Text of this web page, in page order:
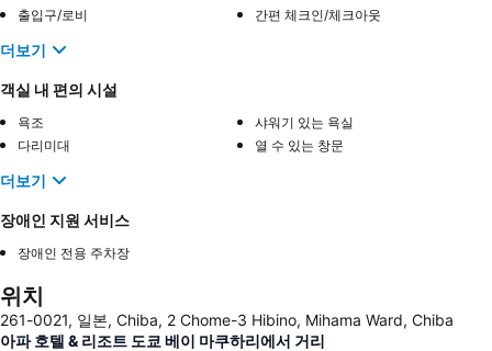
출입구/로비 간편 체크인/체크아웃
더보기
객실 내 편의 시설
욕조
샤워기 있는 욕실
다리미대
열 수 있는 창문
더보기
장애인 지원 서비스
장애인 전용 주차장
위치
261-0021, 일본, Chiba, 2 Chome-3 Hibino, Mihama Ward, Chiba
아파 호텔 & 리조트 도쿄 베이 마쿠하리에서 거리